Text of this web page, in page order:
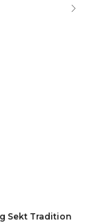
Sekt Tradition